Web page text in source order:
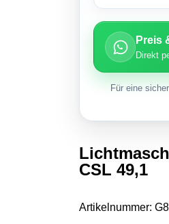
Preis
Direkt
Für eine
CSL 49,1
Artikelnummer: